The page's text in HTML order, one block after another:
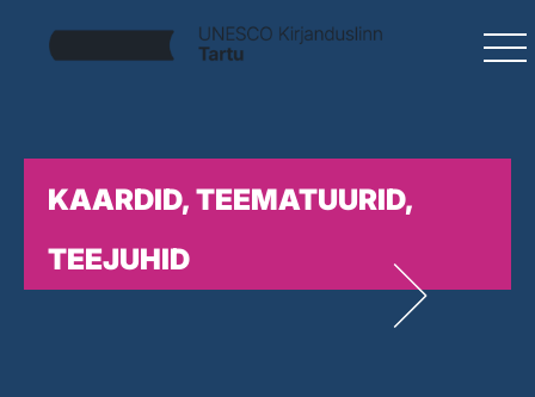
KAARDID, TEEMATUURID,
TEEJUHID